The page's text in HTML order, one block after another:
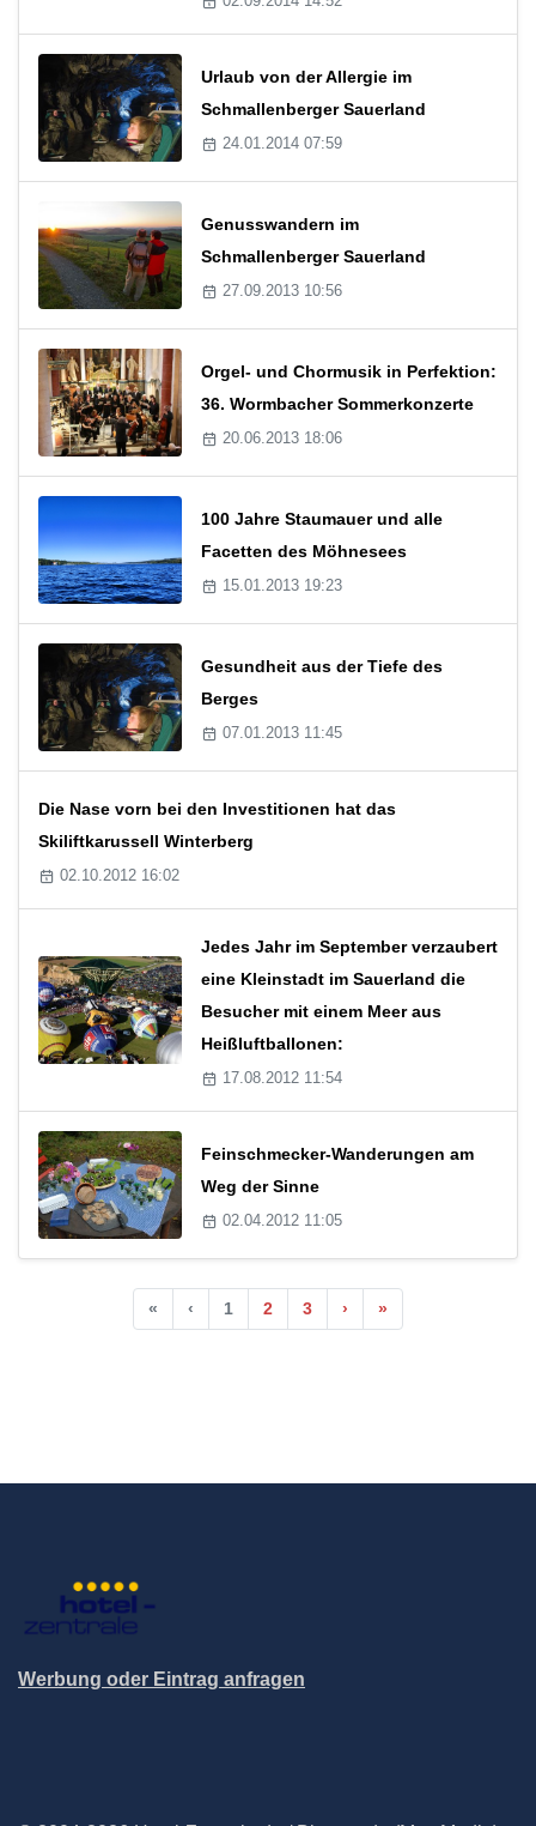
Urlaub von der Allergie im
Schmallenberger Sauerland
24.01.2014 07:59
Genusswandern im
Schmallenberger Sauerland
27.09.2013 10:56
Orgel- und Chormusik in Perfektion:
36. Wormbacher Sommerkonzerte
20.06.2013 18:06
100 Jahre Staumauer und alle
Facetten des Möhnesees
15.01.2013 19:23
Gesundheit aus der Tiefe des
Berges
07.01.2013 11:45
Die Nase vorn bei den Investitionen hat das
Skiliftkarussell Winterberg
02.10.2012 16:02
Jedes Jahr im September verzaubert
eine Kleinstadt im Sauerland die
Besucher mit einem Meer aus
Heißluftballonen:
17.08.2012 11:54
Feinschmecker-Wanderungen am
Weg der Sinne
02.04.2012 11:05
« ‹ 1 2 3 › »
Werbung oder Eintrag anfragen